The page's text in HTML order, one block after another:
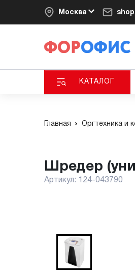
Москва
КАТАЛОГ
Главная Оргтехника и
Шредер
Артикул: 124-043790